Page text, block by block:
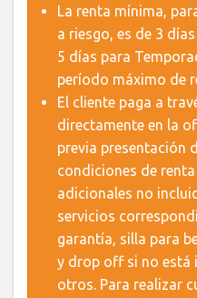
La renta mínima,
a riesgo, es de 3
5 días para
período máximo de
El cliente paga a
directamente en la
previa presentación
condiciones de
adicionales no
servicios
garantía, silla para
y drop off si no está
otros. Para realizar